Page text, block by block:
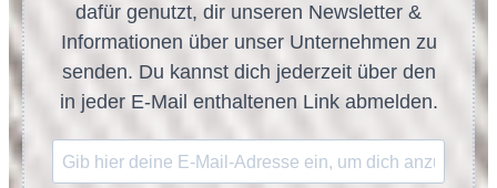
dafür genutzt, dir unseren Newsletter &
Informationen über unser Unternehmen zu
senden. Du kannst dich jederzeit über den
in jeder E-Mail enthaltenen Link abmelden.